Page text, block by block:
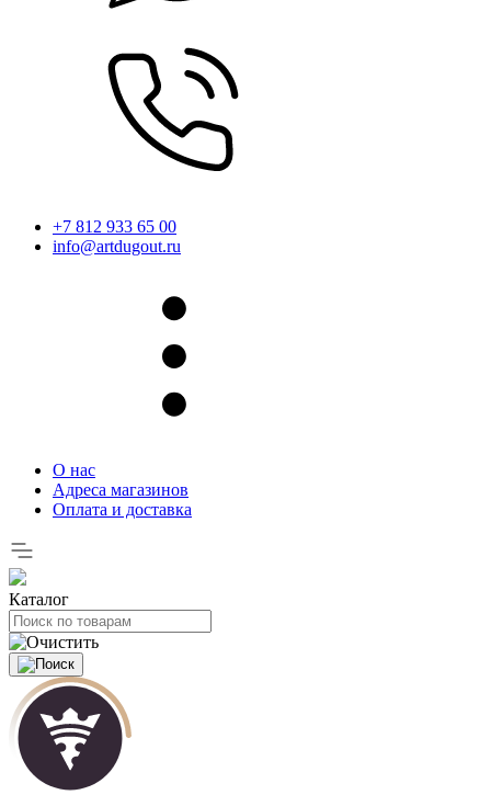
+7 812 933 65 00
info@artdugout.ru
О нас
Адреса магазинов
Оплата и доставка
Каталог